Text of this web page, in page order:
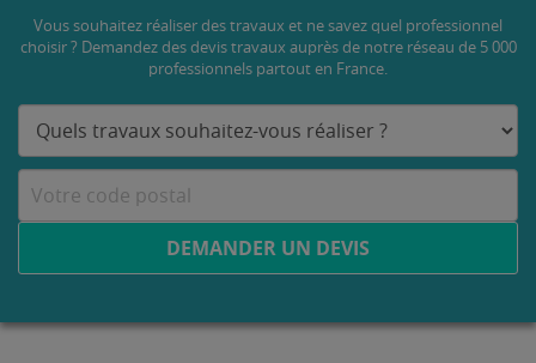
Vous souhaitez réaliser des travaux et ne savez quel professionnel
choisir ? Demandez des devis travaux auprès de notre réseau de 5 000
professionnels partout en France.
DEMANDER UN DEVIS